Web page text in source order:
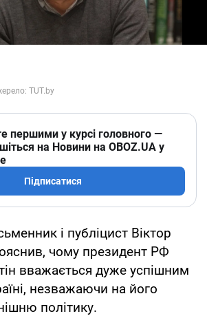
першими у курсі головного —
на Новини на OBOZ.UA у
Підписатися
і публіцист Віктор
чому президент РФ
вважається дуже успішним
незважаючи на його
політику.